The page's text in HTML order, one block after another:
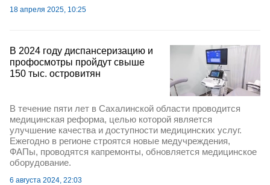
18 апреля 2025, 10:25
В 2024 году диспансеризацию и
профосмотры пройдут свыше
150 тыс. островитян
В течение пяти лет в Сахалинской области проводится
медицинская реформа, целью которой является
улучшение качества и доступности медицинских услуг.
Ежегодно в регионе строятся новые медучреждения,
ФАПы, проводятся капремонты, обновляется медицинское
оборудование.
6 августа 2024, 22:03